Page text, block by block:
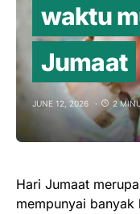
waktu
Jumaat
JUNE 12, 2026 2
Hari Jumaat
mempunyai